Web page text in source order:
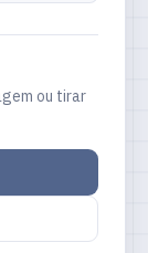
ou tirar